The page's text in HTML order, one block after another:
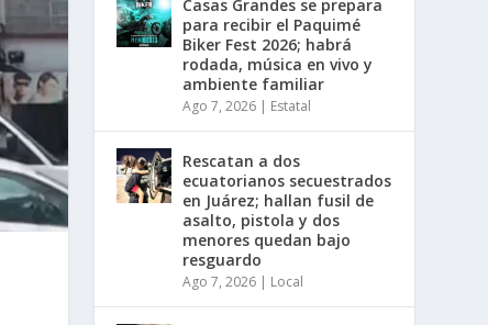
Casas Grandes se prepara
para recibir el Paquimé
Biker Fest 2026; habrá
rodada, música en vivo y
ambiente familiar
Ago 7, 2026 | Estatal
Rescatan a dos
ecuatorianos secuestrados
en Juárez; hallan fusil de
asalto, pistola y dos
menores quedan bajo
resguardo
Ago 7, 2026 | Local